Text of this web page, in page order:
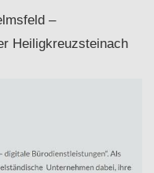
–
Heiligkreuzsteinach